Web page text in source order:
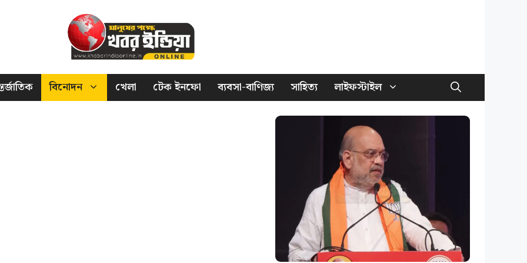
বিনোদন খেলা টেক ইনফো ব্যবসা-বাণিজ্য সাহিত্য লাইফস্টাইল